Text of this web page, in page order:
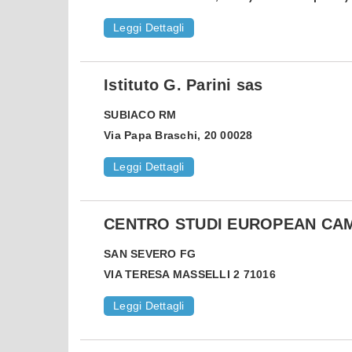
Leggi Dettagli
Istituto G. Parini sas
SUBIACO RM
Via Papa Braschi, 20 00028
Leggi Dettagli
CENTRO STUDI EUROPEAN
SAN SEVERO FG
VIA TERESA MASSELLI 2 71016
Leggi Dettagli